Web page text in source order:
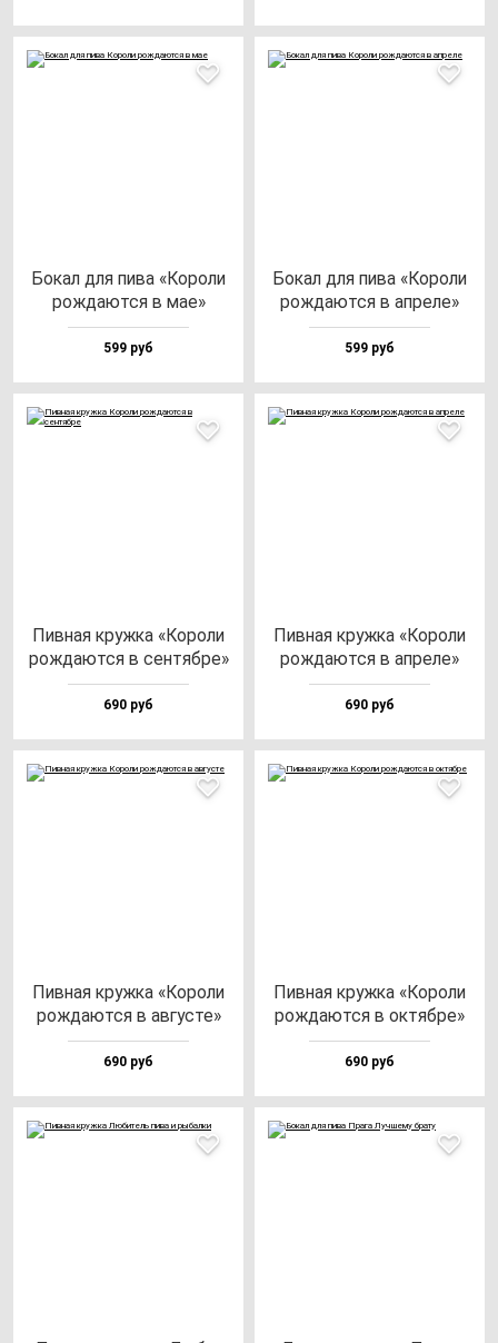
Бокал для пи­ва «Коро­ли
рож­да­ют­ся в мае»
599 руб
Бокал для пи­ва «Коро­ли
рож­да­ют­ся в ап­ре­ле»
599 руб
Пив­ная круж­ка «Коро­ли
рож­да­ют­ся в сен­тяб­ре»
690 руб
Пив­ная круж­ка «Коро­ли
рож­да­ют­ся в ап­ре­ле»
690 руб
Пив­ная круж­ка «Коро­ли
рож­да­ют­ся в ав­гус­те»
690 руб
Пив­ная круж­ка «Коро­ли
рож­да­ют­ся в ок­тяб­ре»
690 руб